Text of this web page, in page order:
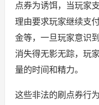
点券为诱饵，当玩家
理由要求玩家继续支
金等，一旦玩家意识
消失得无影无踪，玩
量的时间和精力。
这些非法的刷点券行